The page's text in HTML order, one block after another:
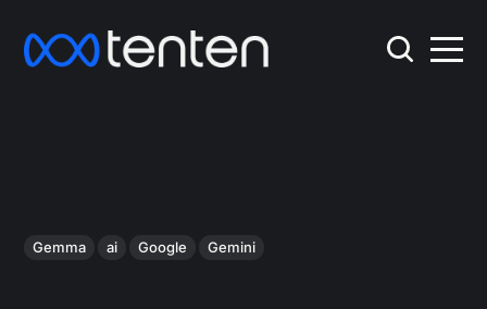
Gemma ai Google Gemini